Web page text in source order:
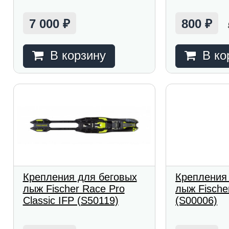
7 000 ₽
В корзину
800₽
В
Крепления для беговых
лыж Fischer Race Pro
Classic IFP (S50119)
лыж
(S00006)